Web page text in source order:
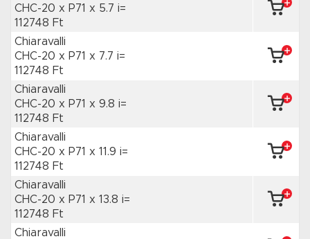
CHC-20 x P71 x 5.7 i=
112748 Ft
Chiaravalli
CHC-20 x P71 x 7.7 i=
112748 Ft
Chiaravalli
CHC-20 x P71 x 9.8 i=
112748 Ft
Chiaravalli
CHC-20 x P71 x 11.9 i=
112748 Ft
Chiaravalli
CHC-20 x P71 x 13.8 i=
112748 Ft
Chiaravalli